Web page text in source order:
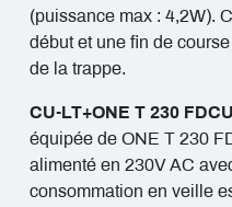
(puissance max : 4,2W).
début et une fin de
de la trappe.
CU-LT+ONE T 230
équipée de ONE T 230
alimenté en 230V AC
consommation en veille